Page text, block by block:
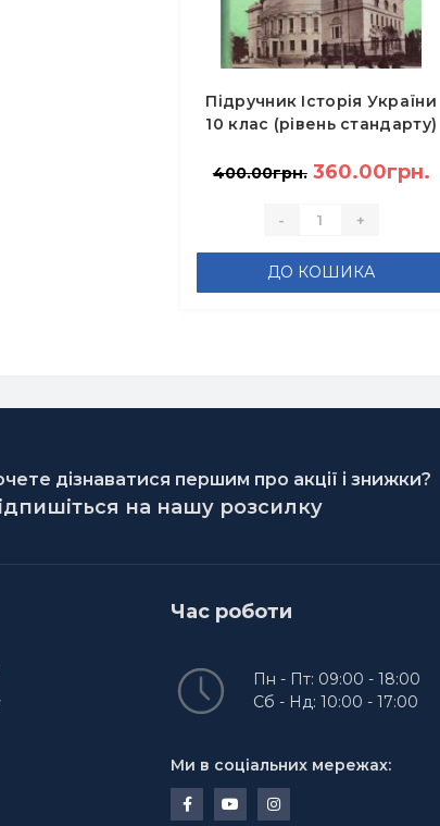
Підручник Історія України
10 клас (рівень стандарту)
400.00грн. 360.00грн.
- +
ДО КОШИКА
дізнаватися першим про акції і знижки?
на нашу розсилку
Час роботи
Пн - Пт: 09:00 - 18:00
Сб - Нд: 10:00 - 17:00
Ми в соціальних мережах: